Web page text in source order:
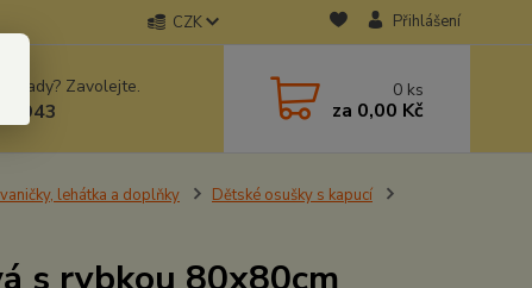
CZK Přihlášení
si rady? Zavolejte. 0 ks
za 0,00 Kč
lehátka a doplňky
Dětské osušky s kapucí